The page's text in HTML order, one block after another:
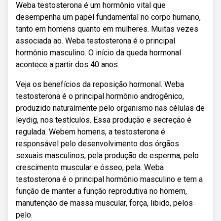
Weba testosterona é um hormônio vital que
desempenha um papel fundamental no corpo humano,
tanto em homens quanto em mulheres. Muitas vezes
associada ao. Weba testosterona é o principal
hormônio masculino. O início da queda hormonal
acontece a partir dos 40 anos.
Veja os benefícios da reposição hormonal. Weba
testosterona é o principal hormônio androgênico,
produzido naturalmente pelo organismo nas células de
leydig, nos testículos. Essa produção e secreção é
regulada. Webem homens, a testosterona é
responsável pelo desenvolvimento dos órgãos
sexuais masculinos, pela produção de esperma, pelo
crescimento muscular e ósseo, pela. Weba
testosterona é o principal hormônio masculino e tem a
função de manter a função reprodutiva no homem,
manutenção de massa muscular, força, libido, pelos
pelo.